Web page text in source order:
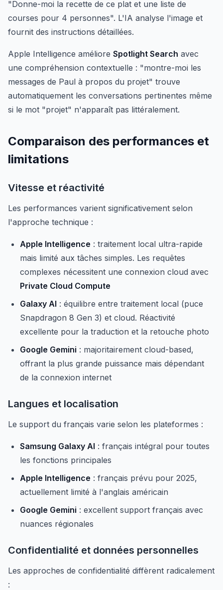
"Donne-moi la recette de ce plat et une liste de
courses pour 4 personnes". L'IA analyse l'image et
fournit des instructions détaillées.
Apple Intelligence améliore Spotlight Search avec
une compréhension contextuelle : "montre-moi les
messages de Paul à propos du projet" trouve
automatiquement les conversations pertinentes même
si le mot "projet" n'apparaît pas littéralement.
Comparaison des performances et
limitations
Vitesse et réactivité
Les performances varient significativement selon
l'approche technique :
Apple Intelligence : traitement local ultra-rapide
mais limité aux tâches simples. Les requêtes
complexes nécessitent une connexion cloud avec
Private Cloud Compute
Galaxy AI : équilibre entre traitement local (puce
Snapdragon 8 Gen 3) et cloud. Réactivité
excellente pour la traduction et la retouche photo
Google Gemini : majoritairement cloud-based,
offrant la plus grande puissance mais dépendant
de la connexion internet
Langues et localisation
Le support du français varie selon les plateformes :
Samsung Galaxy AI : français intégral pour toutes
les fonctions principales
Apple Intelligence : français prévu pour 2025,
actuellement limité à l'anglais américain
Google Gemini : excellent support français avec
nuances régionales
Confidentialité et données personnelles
Les approches de confidentialité diffèrent radicalement
: